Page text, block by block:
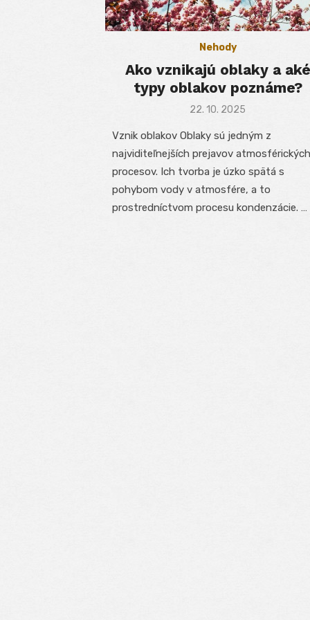
Nehody
Ako vznikajú oblaky a aké
typy oblakov poznáme?
Posted
22. 10. 2025
Vznik oblakov Oblaky sú jedným z
najviditeľnejších prejavov atmosférických
procesov. Ich tvorba je úzko spätá s
pohybom vody v atmosfére, a to
prostredníctvom procesu kondenzácie. …